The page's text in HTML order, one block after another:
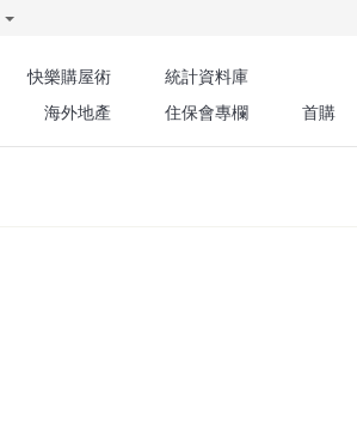
快樂購屋術
統計資料庫
海外地產 住保會專欄 首購